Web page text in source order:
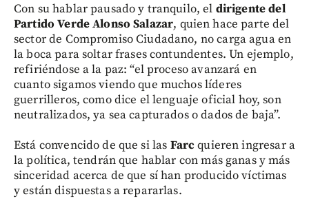
Con su hablar pausado y tranquilo, el dirigente del
Partido Verde Alonso Salazar, quien hace parte del
sector de Compromiso Ciudadano, no carga agua en
la boca para soltar frases contundentes. Un ejemplo,
refiriéndose a la paz: “el proceso avanzará en
cuanto sigamos viendo que muchos líderes
guerrilleros, como dice el lenguaje oficial hoy, son
neutralizados, ya sea capturados o dados de baja”.
Está convencido de que si las Farcquieren ingresar a
la política, tendrán que hablar con más ganas y más
sinceridad acerca de que sí han producido víctimas
y están dispuestas a repararlas.